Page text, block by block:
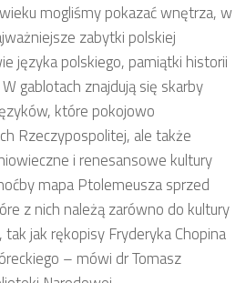
mogliśmy pokazać wnętrza, w
zabytki polskiej
języka polskiego, pamiątki historii
gablotach znajdują się skarby
które pokojowo
Rzeczypospolitej, ale także
i renesansowe kultury
mapa Ptolemeusza sprzed
z nich należą zarówno do kultury
jak rękopisy Fryderyka Chopina
– mówi dr Tomasz